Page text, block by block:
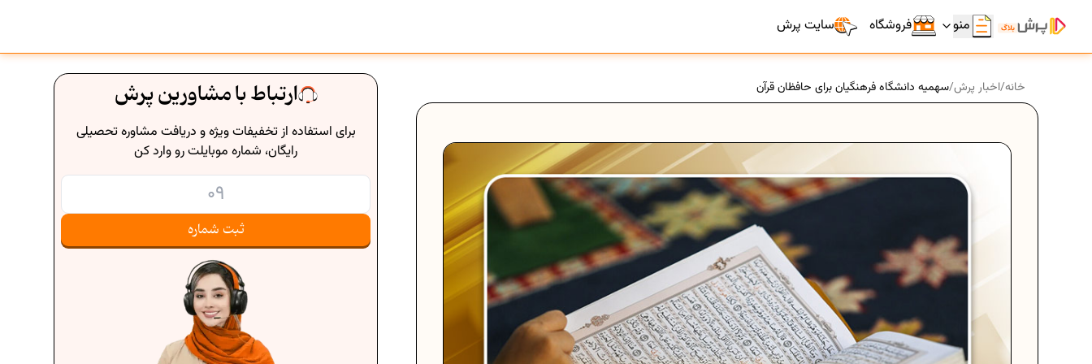
سایت پرش فروشگاه منو
ارتباط با مشاورین پرش
برای استفاده از تخفیفات ویژه و دریافت مشاوره تحصیلی
رایگان، شماره موبایلت رو وارد کن
ثبت شماره
خانه/اخبار پرش/سهمیه دانشگاه فرهنگیان برای حافظان قرآن